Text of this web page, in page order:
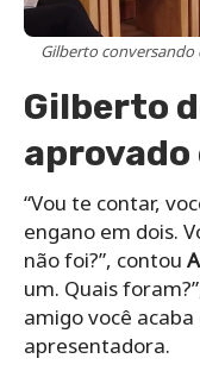
Gilberto conversando
Gilberto
aprovado
“Vou te contar,
engano em dois.
não foi?”, contou
um. Quais
amigo você
apresentadora.